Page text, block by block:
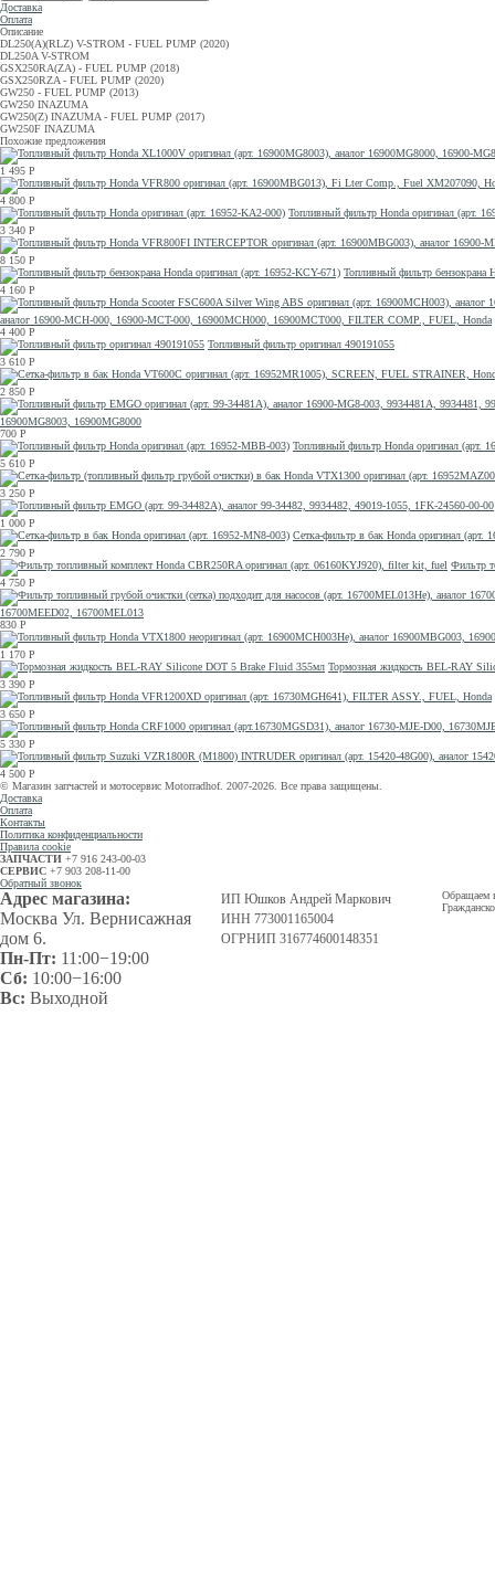
Доставка
Оплата
Описание
DL250(A)(RLZ) V-STROM - FUEL PUMP (2020)
DL250A V-STROM
GSX250RA(ZA) - FUEL PUMP (2018)
GSX250RZA - FUEL PUMP (2020)
GW250 - FUEL PUMP (2013)
GW250 INAZUMA
GW250(Z) INAZUMA - FUEL PUMP (2017)
GW250F INAZUMA
Похожие предложения
1 495 Р
4 800 Р
Топливный фильтр Honda оригинал (арт.
3 340 Р
8 150 Р
Топливный фильтр бензокрана
4 160 Р
аналог 16900-MCH-000, 16900-MCT-000, 16900MCH000, 16900MCT000, FILTER COMP., FUEL, Honda
4 400 Р
Топливный фильтр оригинал 490191055
3 610 Р
2 850 Р
16900MG8003, 16900MG8000
700 Р
Топливный фильтр Honda оригинал (арт.
5 610 Р
3 250 Р
1 000 Р
Сетка-фильтр в бак Honda оригинал (арт.
2 790 Р
Фильтр
4 750 Р
16700MEED02, 16700MEL013
830 Р
1 170 Р
Тормозная жидкость BEL-RAY
3 390 Р
3 650 Р
5 330 Р
4 500 Р
© Магазин запчастей и мотосервис Motorradhof. 2007-2026. Все права защищены.
Доставка
Оплата
Контакты
Политика конфиденциальности
Правила cookie
ЗАПЧАСТИ +7 916 243-00-03
СЕРВИС +7 903 208-11-00
Обратный звонок
Адрес магазина:
Москва Ул. Вернисажная
дом 6.
Пн-Пт: 11:00−19:00
Сб: 10:00−16:00
Вс: Выходной
ИП Юшков Андрей Маркович
ИНН 773001165004
ОГРНИП 316774600148351
Обращаем